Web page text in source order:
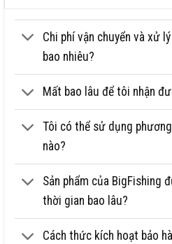
Chi phí vận chuyển và xử
bao nhiêu?
Mất bao lâu để tôi nhận
Tôi có thể sử dụng
nào?
Sản phẩm của BigFishing
thời gian bao lâu?
Cách thức kích hoạt bảo